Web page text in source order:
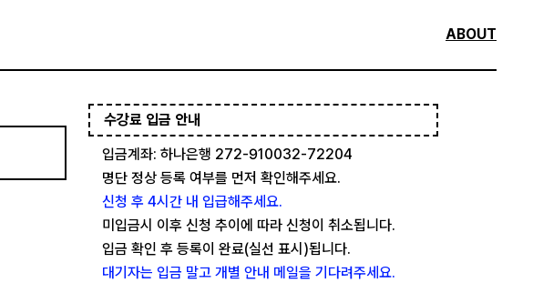
ABOUT
수강료 입금 안내
입금계좌: 하나은행 272-910032-72204
명단 정상 등록 여부를 먼저 확인해주세요.
신청 후 4시간 내 입급해주세요.
미입금시 이후 신청 추이에 따라 신청이 취소됩니다.
입금 확인 후 등록이 완료(실선 표시)됩니다.
대기자는 입금 말고 개별 안내 메일을 기다려주세요.